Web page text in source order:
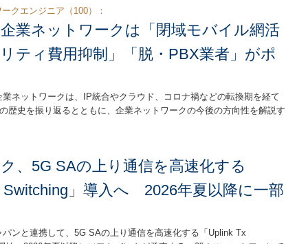
クエンジニア（100）：
業ネットワークは「閉域モバイル網活
ティ費用抑制」「脱・PBX業者」がポ
ネットワークは、IP統合やクラウド、コロナ禍などの転換期を経て
歴史を振り返るとともに、企業ネットワークの今後の方向性を解説す
、5G SAの上り通信を高速化する
Switching」導入へ 2026年夏以降に一部
ンと連携して、5G SAの上り通信を高速化する「Uplink Tx